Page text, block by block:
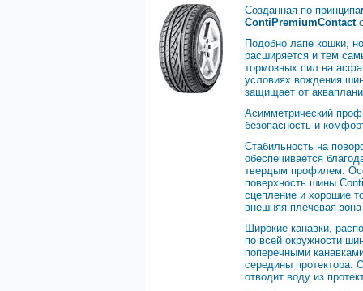
Созданная по
ContiPremiumContact
Подобно лапе кошки,
расширяется и тем
тормозных сил на
условиях вождения
защищает от
Асимметрический
безопасность и
Стабильность на
обеспечивается
твердым профилем.
поверхность шины
сцепление и хорошие
внешняя плечевая
Широкие канавки,
по всей окружности
поперечными
середины протектора.
отводит воду из